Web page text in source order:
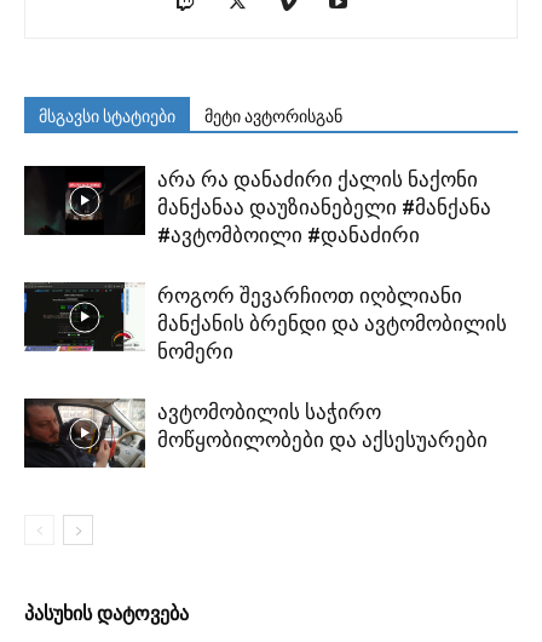
მსგავსი სტატიები მეტი ავტორისგან
არა რა დანაძირი ქალის ნაქონი
მანქანაა დაუზიანებელი #მანქანა
#ავტომბოილი #დანაძირი
როგორ შევარჩიოთ იღბლიანი
მანქანის ბრენდი და ავტომობილის
ნომერი
ავტომობილის საჭირო
მოწყობილობები და აქსესუარები
პასუხის დატოვება